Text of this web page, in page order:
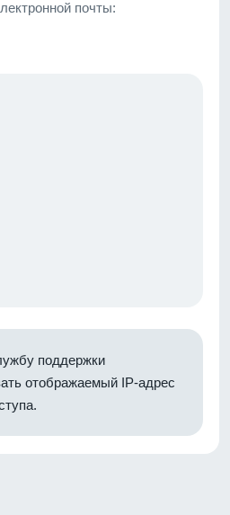
почты:
поддержки
отображаемый IP-адрес